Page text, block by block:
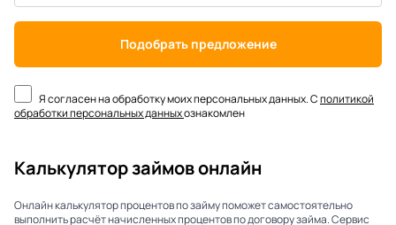
Подобрать предложение
Я согласен на обработку моих персональных данных. Сполитикой
обработки персональных данныхознакомлен
Калькулятор займов онлайн
Онлайн калькулятор процентов по займу поможет самостоятельно
выполнить расчёт начисленных процентов по договору займа. Сервис